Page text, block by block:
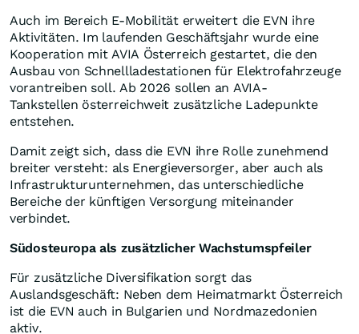
Auch im Bereich E-Mobilität erweitert die EVN ihre
Aktivitäten. Im laufenden Geschäftsjahr wurde eine
Kooperation mit AVIA Österreich gestartet, die den
Ausbau von Schnellladestationen für Elektrofahrzeuge
vorantreiben soll. Ab 2026 sollen an AVIA-
Tankstellen österreichweit zusätzliche Ladepunkte
entstehen.
Damit zeigt sich, dass die EVN ihre Rolle zunehmend
breiter versteht: als Energieversorger, aber auch als
Infrastrukturunternehmen, das unterschiedliche
Bereiche der künftigen Versorgung miteinander
verbindet.
Südosteuropa als zusätzlicher Wachstumspfeiler
Für zusätzliche Diversifikation sorgt das
Auslandsgeschäft: Neben dem Heimatmarkt Österreich
ist die EVN auch in Bulgarien und Nordmazedonien
aktiv.